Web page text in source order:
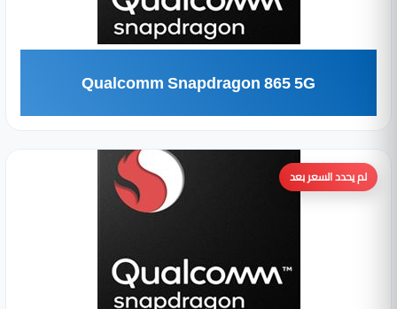
Qualcomm Snapdragon 865 5G
لم يحدد السعر بعد